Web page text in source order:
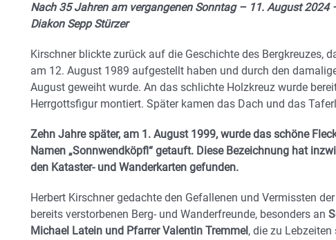
Nach 35 Jahren am vergangenen Sonntag – 11. August 2024
Diakon Sepp Stürzer
Kirschner blickte zurück auf die Geschichte des Bergkreuzes,
am 12. August 1989 aufgestellt haben und durch den
August geweiht wurde. An das schlichte Holzkreuz wurde
Herrgottsfigur montiert. Später kamen das Dach und das
Zehn Jahre später, am 1. August 1999, wurde das schöne
Namen „Sonnwendköpfl“ getauft. Diese Bezeichnung hat
den Kataster- und Wanderkarten gefunden.
Herbert Kirschner gedachte den Gefallenen und Vermissten
bereits verstorbenen Berg- und Wanderfreunde, besonders an
Michael Latein und Pfarrer Valentin Tremmel, die zu